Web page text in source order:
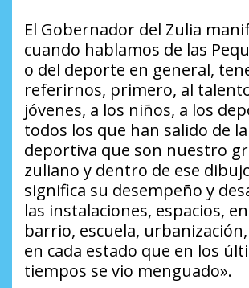
El Gobernador del Zulia
cuando hablamos de las
o del deporte en general,
referirnos, primero, al
jóvenes, a los niños, a los
todos los que han salido de
deportiva que son nuestro
zuliano y dentro de ese
significa su desempeño y
las instalaciones, espacios,
barrio, escuela,
en cada estado que en los
tiempos se vio menguado».